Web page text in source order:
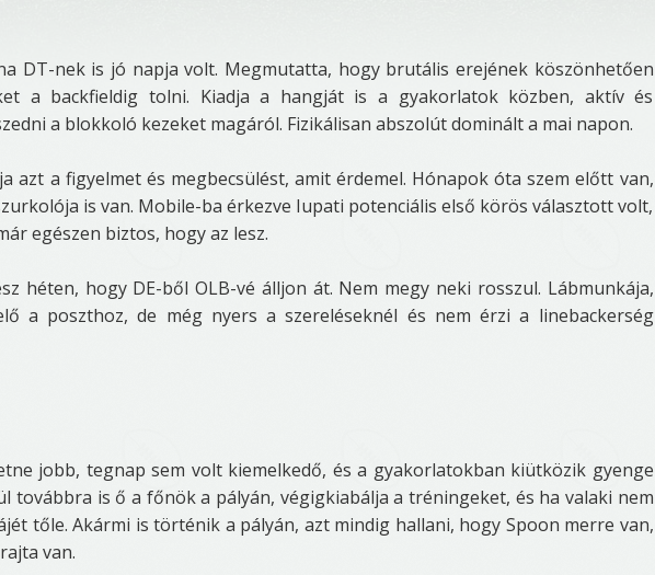
DT-nek is jó napja volt. Megmutatta, hogy brutális erejének köszönhetően
a backfieldig tolni. Kiadja a hangját is a gyakorlatok közben, aktív és
a blokkoló kezeket magáról. Fizikálisan abszolút dominált a mai napon.
azt a figyelmet és megbecsülést, amit érdemel. Hónapok óta szem előtt van,
is van. Mobile-ba érkezve Iupati potenciális első körös választott volt,
egészen biztos, hogy az lesz.
héten, hogy DE-ből OLB-vé álljon át. Nem megy neki rosszul. Lábmunkája,
a poszthoz, de még nyers a szereléseknél és nem érzi a linebackerség
jobb, tegnap sem volt kiemelkedő, és a gyakorlatokban kiütközik gyenge
továbbra is ő a főnök a pályán, végigkiabálja a tréningeket, és ha valaki nem
tőle. Akármi is történik a pályán, azt mindig hallani, hogy Spoon merre van,
van.